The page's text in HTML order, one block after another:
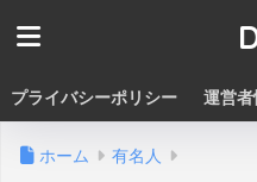
プライバシーポリシー 運営者
ホーム 有名人